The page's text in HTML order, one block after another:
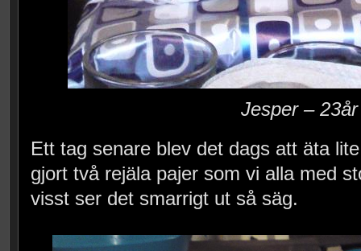
Jesper – 23år
Ett tag senare blev det dags att äta
gjort två rejäla pajer som vi alla med
visst ser det smarrigt ut så säg.